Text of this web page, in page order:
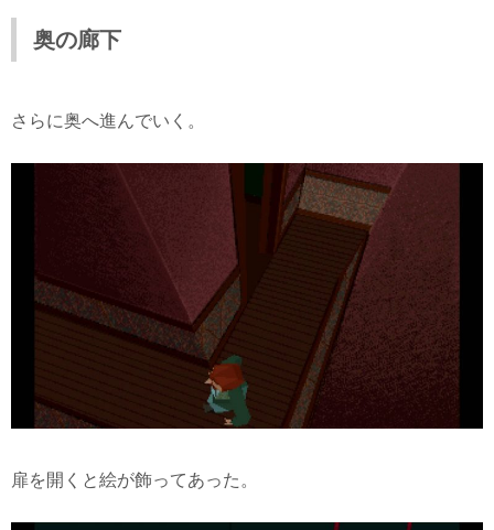
奥の廊下
さらに奥へ進んでいく。
扉を開くと絵が飾ってあった。